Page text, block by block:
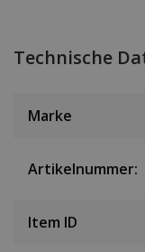
Technische
Marke
Artikelnummer:
Item ID